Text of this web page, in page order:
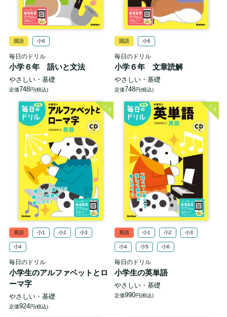
国語 小6
毎日のドリル
小学６年 語いと文法
やさしい・基礎
定価748円(税込)
国語 小6
毎日のドリル
小学６年 文章読解
やさしい・基礎
定価748円(税込)
人気
英語 小1 小2 小3
小4
毎日のドリル
小学生のアルファベットとロ
ーマ字
やさしい・基礎
定価924円(税込)
人気
英語 小1 小2 小3
小4 小5 小6
毎日のドリル
小学生の英単語
やさしい・基礎
定価990円(税込)